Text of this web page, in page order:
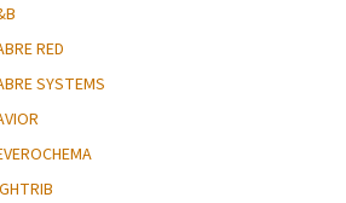
RED
SYSTEMS